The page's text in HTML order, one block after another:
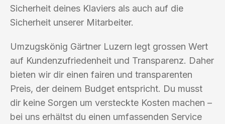
Sicherheit deines Klaviers als auch auf die
Sicherheit unserer Mitarbeiter.
Umzugskönig Gärtner Luzern legt grossen Wert
auf Kundenzufriedenheit und Transparenz. Daher
bieten wir dir einen fairen und transparenten
Preis, der deinem Budget entspricht. Du musst
dir keine Sorgen um versteckte Kosten machen –
bei uns erhältst du einen umfassenden Service